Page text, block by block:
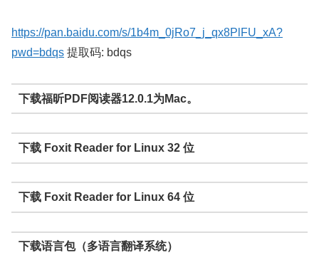
https://pan.baidu.com/s/1b4m_0jRo7_j_qx8PlFU_xA?
pwd=bdqs 提取码: bdqs
下载福昕PDF阅读器12.0.1为Mac。
下载 Foxit Reader for Linux 32 位
下载 Foxit Reader for Linux 64 位
下载语言包（多语言翻译系统）